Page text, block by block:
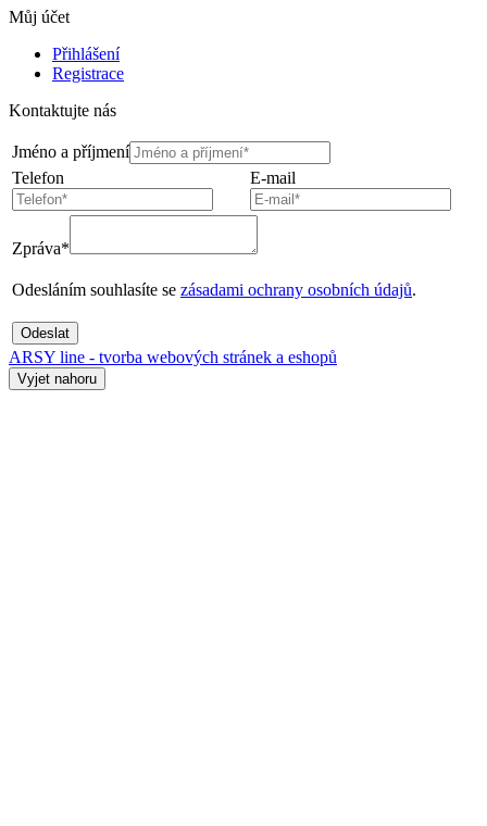
Můj účet
Přihlášení
Registrace
Kontaktujte nás
Jméno a příjmení
Telefon
E-mail
Zpráva*
Odesláním souhlasíte se zásadami ochrany osobních údajů.
Odeslat
ARSY line - tvorba webových stránek a eshopů
Vyjet nahoru